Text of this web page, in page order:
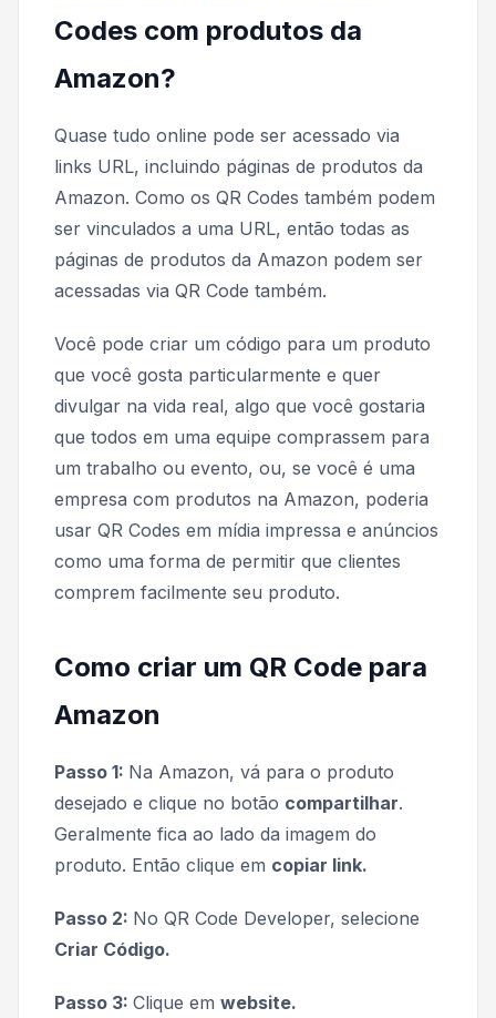
Codes com produtos da
Amazon?
Quase tudo online pode ser acessado via
links URL, incluindo páginas de produtos da
Amazon. Como os QR Codes também podem
ser vinculados a uma URL, então todas as
páginas de produtos da Amazon podem ser
acessadas via QR Code também.
Você pode criar um código para um produto
que você gosta particularmente e quer
divulgar na vida real, algo que você gostaria
que todos em uma equipe comprassem para
um trabalho ou evento, ou, se você é uma
empresa com produtos na Amazon, poderia
usar QR Codes em mídia impressa e anúncios
como uma forma de permitir que clientes
comprem facilmente seu produto.
Como criar um QR Code para
Amazon
Passo 1: Na Amazon, vá para o produto
desejado e clique no botão compartilhar.
Geralmente fica ao lado da imagem do
produto. Então clique em copiar link.
Passo 2: No QR Code Developer, selecione
Criar Código.
Passo 3: Clique em website.